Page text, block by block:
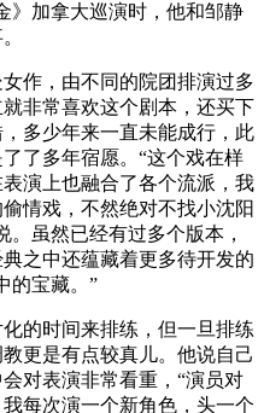
》加拿大巡演时，他和邹静
作，由不同的院团排演过多
非常喜欢这个剧本，还买下
多少年来一直未能成行，此
了多年宿愿。“这个戏在样
演上也融合了各个流派，我
情戏，不然绝对不找小沈阳
虽然已经有过多个版本，
之中还蕴藏着更多待开发的
的宝藏。”
的时间来排练，但一旦排练
更是有点较真儿。他说自己
对表演非常看重，“演员对
每次演一个新角色，头一个